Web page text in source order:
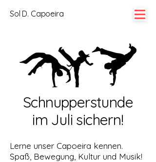
Sol D. Capoeira
Schnupperstunde
im Juli sichern!
Lerne unser Capoeira kennen.
Spaß, Bewegung, Kultur und Musik!